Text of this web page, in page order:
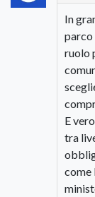
In
parco
ruolo
E
tra
come